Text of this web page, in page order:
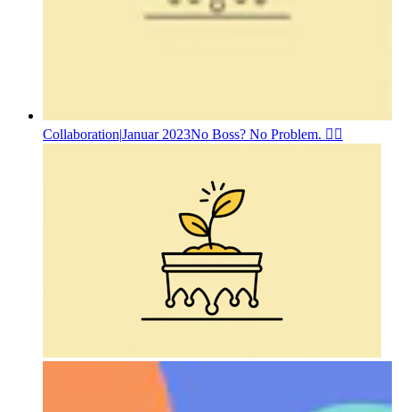
Collaboration|Januar 2023No Boss? No Problem. 🤷‍♂️